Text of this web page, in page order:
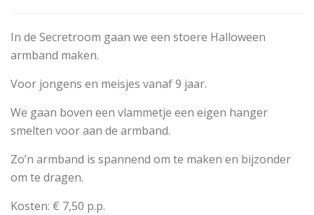
In de Secretroom gaan we een stoere Halloween
armband maken.
Voor jongens en meisjes vanaf 9 jaar.
We gaan boven een vlammetje een eigen hanger
smelten voor aan de armband.
Zo’n armband is spannend om te maken en bijzonder
om te dragen.
Kosten: € 7,50 p.p.